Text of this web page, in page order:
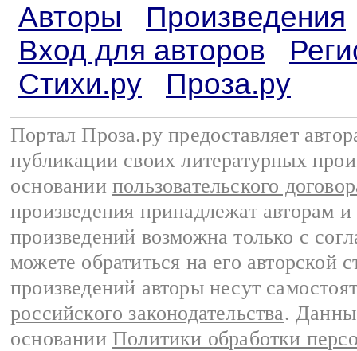
Авторы
Произведения
Вход для авторов
Стихи.ру
Проза.ру
Портал Проза.ру предоставляет
публикации своих литературных
основании пользовательского
произведения принадлежат авторам
произведений возможна только с
можете обратиться на его авторской
произведений авторы несут
российского законодательства.
основании Политики обработки